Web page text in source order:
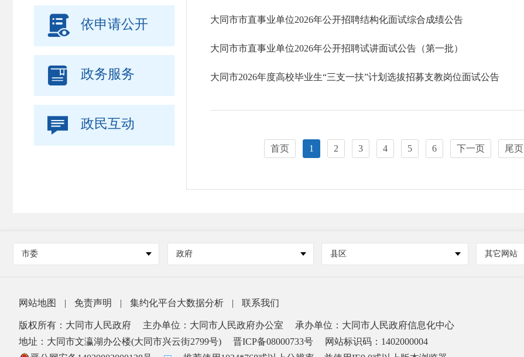
 依申请公开
 政务服务
 政民互动
大同市市直事业单位2026年公开招聘结构化面试综合成绩公告
大同市市直事业单位2026年公开招聘试讲面试公告（第一批）
大同市2026年度高校毕业生“三支一扶”计划选拔招募支教岗位面试公告
首页 1 2 3 4 5 6 下一页 尾页
市委 政府 县区 其它网站
网站地图 | 免责声明 | 集约化平台大数据分析 | 联系我们
版权所有：大同市人民政府 主办单位：大同市人民政府办公室
承办单位：大同市人民政府信息化中心
地址：大同市文瀛湖办公楼(大同市兴云街2799号)
晋ICP备08000733号
网站标识码：1402000004